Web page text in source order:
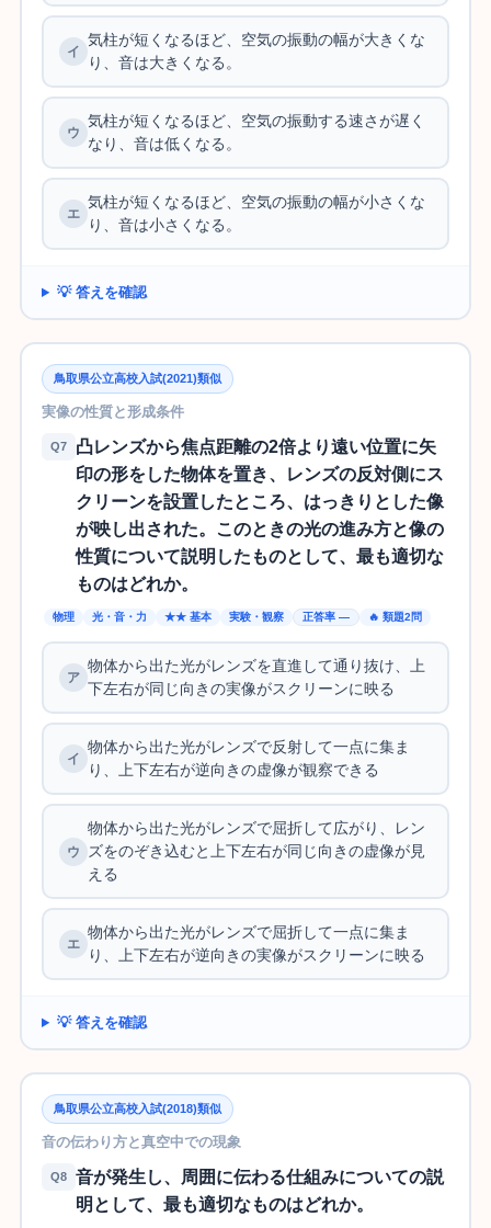
気柱が短くなるほど、空気の振動の幅が大きくな
り、音は大きくなる。
気柱が短くなるほど、空気の振動する速さが遅く
なり、音は低くなる。
気柱が短くなるほど、空気の振動の幅が小さくな
り、音は小さくなる。
💡 答えを確認
鳥取県公立高校入試(2021)類似
実像の性質と形成条件
Q7
凸レンズから焦点距離の2倍より遠い位置に矢
印の形をした物体を置き、レンズの反対側にス
クリーンを設置したところ、はっきりとした像
が映し出された。このときの光の進み方と像の
性質について説明したものとして、最も適切な
ものはどれか。
物理 光・音・力 ★★ 基本 実験・観察 正答率 — 🔥 類題2問
物体から出た光がレンズを直進して通り抜け、上
下左右が同じ向きの実像がスクリーンに映る
物体から出た光がレンズで反射して一点に集ま
り、上下左右が逆向きの虚像が観察できる
物体から出た光がレンズで屈折して広がり、レン
ズをのぞき込むと上下左右が同じ向きの虚像が見
える
物体から出た光がレンズで屈折して一点に集ま
り、上下左右が逆向きの実像がスクリーンに映る
💡 答えを確認
鳥取県公立高校入試(2018)類似
音の伝わり方と真空中での現象
Q8
音が発生し、周囲に伝わる仕組みについての説
明として、最も適切なものはどれか。